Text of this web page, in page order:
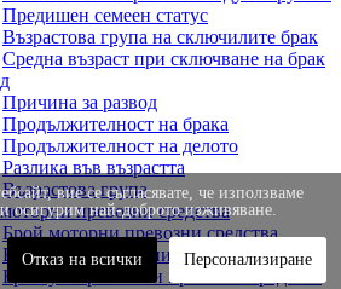
Предишен семеен статус
Възрастова група на сключилите брак
Средна възраст при сключване на брак
Причина за развод
Продължителност на брака
Продължителност на делото
Разлика във възрастта
Възрастова група
превозни средства
Брой моторни превозни средства
Брой нови превозни средства
Брой употребявани превозни средства
вие се съгласявате, че използваме
осигурим най-доброто изживяване.
Отказ на всички Персонализиране